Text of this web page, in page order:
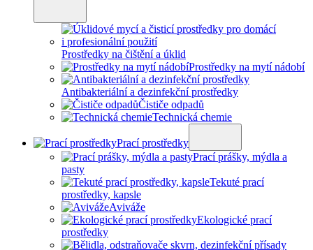
Prostředky na čištění a úklid
Prostředky na mytí nádobí
Antibakteriální a dezinfekční prostředky
Čističe odpadů
Technická chemie
Prací prostředky
Prací prášky, mýdla a
pasty
Tekuté prací
prostředky, kapsle
Aviváže
Ekologické prací
prostředky